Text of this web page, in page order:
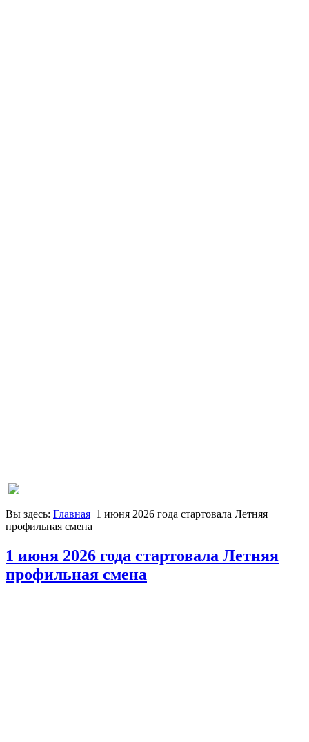
Вы здесь: Главная 1 июня 2026 года стартовала Летняя
профильная смена
1 июня 2026 года стартовала Летняя
профильная смена